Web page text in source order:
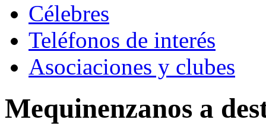
Célebres
Teléfonos de interés
Asociaciones y clubes
Mequinenzanos a